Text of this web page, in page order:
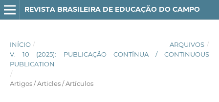
REVISTA BRASILEIRA DE EDUCAÇÃO DO CAMPO
INÍCIO / ARQUIVOS /
V. 10 (2025): PUBLICAÇÃO CONTÍNUA / CONTINUOUS
PUBLICATION
/
Artigos / Articles / Artículos